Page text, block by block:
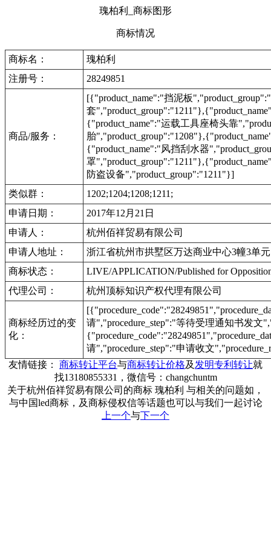
瑰柏利_商标图形
商标情况
商标名：
瑰柏利
注册号：
28249851
商品/服务：
[{"product_name":"挡泥板
套
{"product_name":"运载工具座椅头靠
胎
{"product_name":"风挡刮水器
罩
防盗设备","product_group":"1211"}]
类似群：
1202;1204;1208;1211;
申请日期：
2017年12月21日
申请人：
杭州佰祥贸易有限公司
申请人地址：
浙江省杭州市拱墅区万达商业中心3幢3单元
商标状态：
LIVE/APPLICATION/Published for
代理公司：
杭州顶标知识产权代理有限公司
商标经历过的变
化：
请","procedure_step":"等待受理通知书发文
请","procedure_step":"申请收文
友情链接： 商标转让平台与商标转让价格及 发明专利转让就
找13180855331，微信号：changchuntm
关于杭州佰祥贸易有限公司的商标 瑰柏利 与相关的问题如，
与中国led商标，及商标侵权信等话题也可以与我们一起讨论
上一个与下一个